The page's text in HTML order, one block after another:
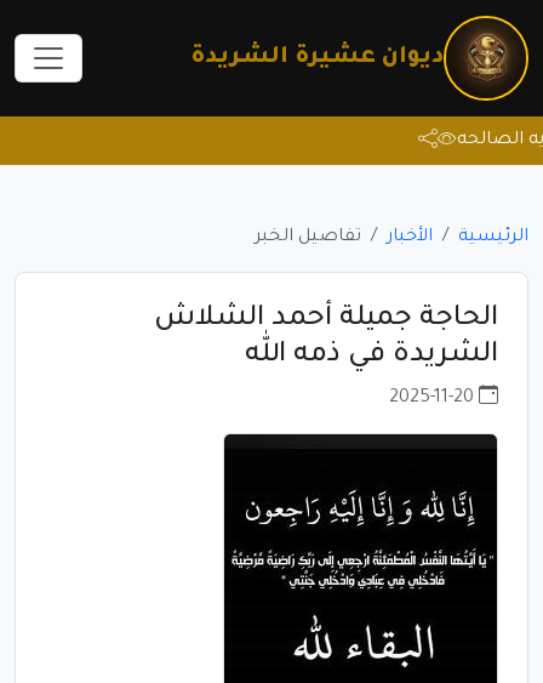
ديوان عشيرة الشريدة
الرئيسية الأخبار تفاصيل الخبر
الحاجة جميلة أحمد الشلاش
الشريدة في ذمه الله